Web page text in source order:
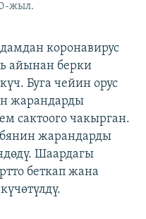
жыл.
коронавирус
айынан берки
Буга чейин орус
жарандарды
сактоого чакырган.
жарандарды
Шаардагы
беткап жана